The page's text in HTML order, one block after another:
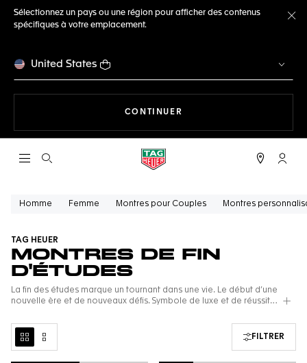
Sélectionnez un pays ou une région pour afficher des contenus
spécifiques à votre emplacement.
United States
CONTINUER
Ouvrir la barre de recherche